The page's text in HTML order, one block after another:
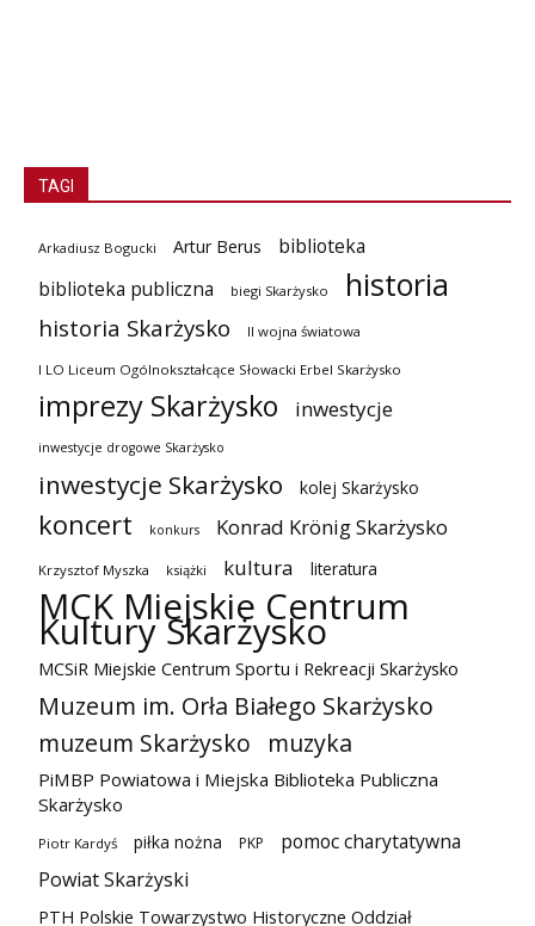
TAGI
Arkadiusz Bogucki Artur Berus
biblioteka
biblioteka publiczna
biegi Skarżysko historia
historia Skarżysko II wojna światowa
I LO Liceum Ogólnokształcące Słowacki Erbel Skarżysko
imprezy Skarżysko inwestycje
inwestycje drogowe Skarżysko
inwestycje Skarżysko kolej Skarżysko
koncert konkurs Konrad Krönig Skarżysko
Krzysztof Myszka książki kultura literatura
MCK Miejskie Centrum
Kultury Skarżysko
MCSiR Miejskie Centrum Sportu i Rekreacji Skarżysko
Muzeum im. Orła Białego Skarżysko
muzeum Skarżysko
muzyka
PiMBP Powiatowa i Miejska Biblioteka Publiczna
Skarżysko
Piotr Kardyś piłka nożna PKP
pomoc charytatywna
Powiat Skarżyski
PTH Polskie Towarzystwo Historyczne Oddział